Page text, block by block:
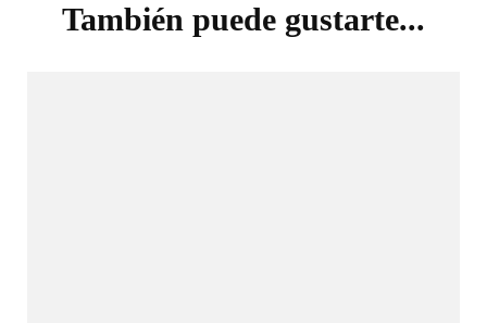
entradas
También puede gustarte...